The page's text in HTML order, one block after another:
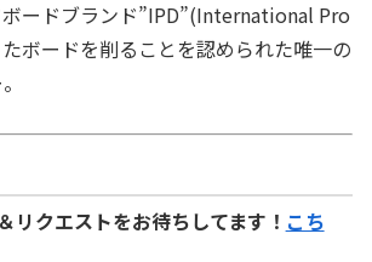
ードブランド”IPD”(International Pro
ボードを削ることを認められた唯一の
リクエストをお待ちしてます！ こち